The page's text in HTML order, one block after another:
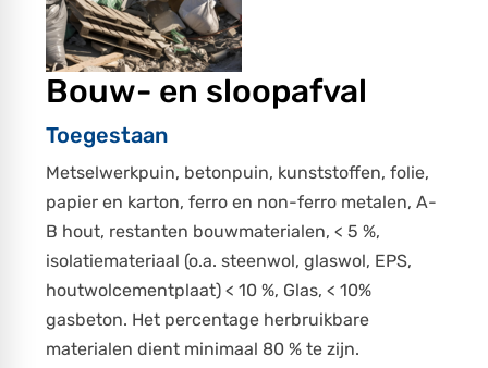
Bouw- en sloopafval
Toegestaan
Metselwerkpuin, betonpuin, kunststoffen, folie,
papier en karton, ferro en non-ferro metalen, A-
B hout, restanten bouwmaterialen, < 5 %,
isolatiemateriaal (o.a. steenwol, glaswol, EPS,
houtwolcementplaat) < 10 %, Glas, < 10%
gasbeton. Het percentage herbruikbare
materialen dient minimaal 80 % te zijn.